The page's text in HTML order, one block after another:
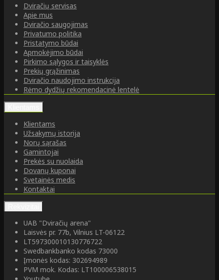
Dviračių servisas
Apie mus
Dviračio saugojimas
Privatumo politika
Pristatymo būdai
Apmokėjimo būdai
Pirkimo sąlygos ir taisyklės
Prekių grąžinimas
Dviračio naudojimo instrukcija
Rėmo dydžių rekomendacinė lentelė
Klientams
Užsakymų istorija
Norų sąrašas
Gamintojai
Prekės su nuolaida
Dovanų kuponai
Svetainės medis
Kontaktai
UAB "Dviračių arena"
Laisvės pr. 77b, Vilnius LT-06122
LT597300010130776722
Swedbankbanko kodas 73000
Įmonės kodas: 302694989
PVM mok. Kodas: LT100006538015